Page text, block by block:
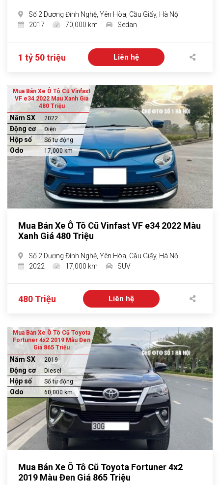
Số 2 Dương Đình Nghệ, Yên Hòa, Cầu Giấy, Hà Nội
2017
70,000 km Sedan
1 tỷ 50 triệu Liên hệ
Mua Bán Xe Ô Tô Cũ Vinfast
VF e34 2022 Màu Xanh Giá
480 Triệu
Năm SX 2022
Động cơ Điện
Hộp số Số tự động
Odo 17,000 km
Mua Bán Xe Ô Tô Cũ Vinfast VF e34 2022 Màu
Xanh Giá 480 Triệu
Số 2 Dương Đình Nghệ, Yên Hòa, Cầu Giấy, Hà Nội
2022
17,000 km SUV
480 Triệu Liên hệ
Mua Bán Xe Ô Tô Cũ Toyota
Fortuner 4x2 2019 Màu Đen
Giá 865 Triệu
Năm SX 2019
Động cơ Diesel
Hộp số Số tự động
Odo 60,000 km
Mua Bán Xe Ô Tô Cũ Toyota Fortuner 4x2
2019 Màu Đen Giá 865 Triệu